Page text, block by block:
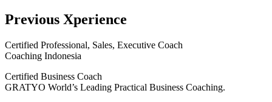
Previous Xperience
Certified Professional, Sales, Executive Coach
Coaching Indonesia
Certified Business Coach
GRATYO World’s Leading Practical Business Coaching.